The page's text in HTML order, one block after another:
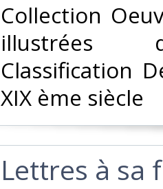
‎Collection
illustrées
Classification
XIX ème siècle‎
‎Lettres à sa